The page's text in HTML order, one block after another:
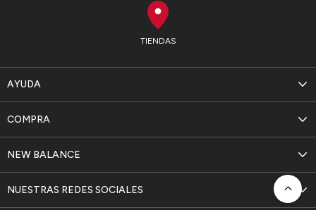
TIENDAS
AYUDA
NEW BALANCE
COMPRA
NUESTRAS REDES SOCIALES